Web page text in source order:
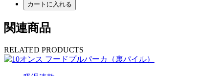
カートに入れる
関連商品
RELATED PRODUCTS